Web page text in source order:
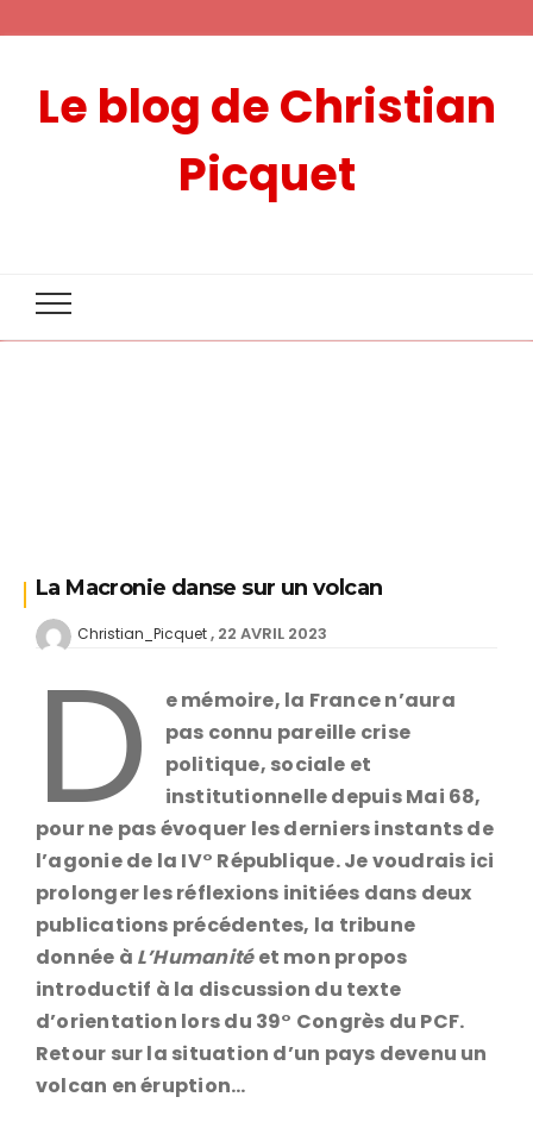
Le blog de Christian
Picquet
La Macronie danse sur un volcan
Christian_Picquet 22 AVRIL 2023
D
e mémoire, la France n’aura
pas connu pareille crise
politique, sociale et
institutionnelle depuis Mai 68,
pour ne pas évoquer les derniers instants de
l’agonie de la IV° République. Je voudrais ici
prolonger les réflexions initiées dans deux
publications précédentes, la tribune
donnée à L’Humanitéet mon propos
introductif à la discussion du texte
d’orientation lors du 39° Congrès du PCF.
Retour sur la situation d’un pays devenu un
volcan en éruption…